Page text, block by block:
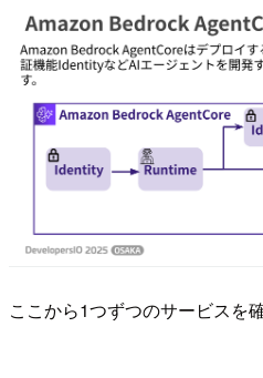
ここから1つずつのサービスを